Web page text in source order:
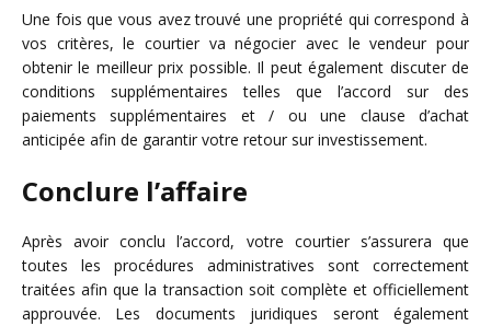
Une fois que vous avez trouvé une propriété qui correspond à
vos critères, le courtier va négocier avec le vendeur pour
obtenir le meilleur prix possible. Il peut également discuter de
conditions supplémentaires telles que l’accord sur des
paiements supplémentaires et / ou une clause d’achat
anticipée afin de garantir votre retour sur investissement.
Conclure l’affaire
Après avoir conclu l’accord, votre courtier s’assurera que
toutes les procédures administratives sont correctement
traitées afin que la transaction soit complète et officiellement
approuvée. Les documents juridiques seront également